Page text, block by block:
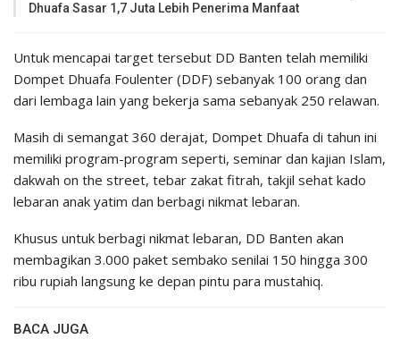
Dhuafa Sasar 1,7 Juta Lebih Penerima Manfaat
Untuk mencapai target tersebut DD Banten telah memiliki
Dompet Dhuafa Foulenter (DDF) sebanyak 100 orang dan
dari lembaga lain yang bekerja sama sebanyak 250 relawan.
Masih di semangat 360 derajat, Dompet Dhuafa di tahun ini
memiliki program-program​ seperti, seminar dan kajian Islam,
dakwah on the street, tebar zakat fitrah, takjil sehat kado
lebaran anak yatim dan berbagi nikmat lebaran.
Khusus untuk berbagi nikmat lebaran, DD Banten akan
membagikan 3.000 paket sembako senilai 150 hingga 300
ribu rupiah langsung ke depan pintu para mustahiq.
BACA JUGA